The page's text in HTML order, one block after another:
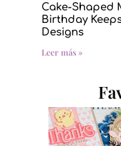
Cake-Shaped
Birthday
Designs
Leer más »